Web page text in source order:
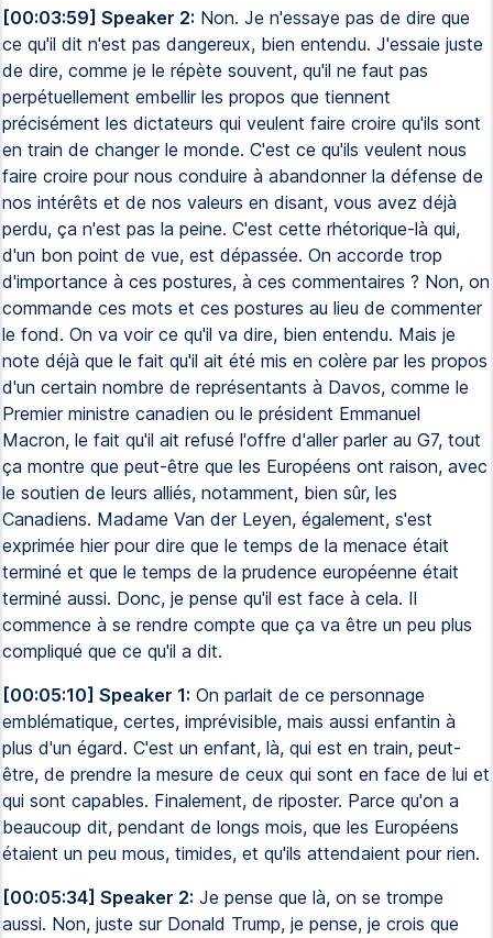
[00:03:59] Speaker 2: Non. Je n'essaye pas de dire que
ce qu'il dit n'est pas dangereux, bien entendu. J'essaie juste
de dire, comme je le répète souvent, qu'il ne faut pas
perpétuellement embellir les propos que tiennent
précisément les dictateurs qui veulent faire croire qu'ils sont
en train de changer le monde. C'est ce qu'ils veulent nous
faire croire pour nous conduire à abandonner la défense de
nos intérêts et de nos valeurs en disant, vous avez déjà
perdu, ça n'est pas la peine. C'est cette rhétorique-là qui,
d'un bon point de vue, est dépassée. On accorde trop
d'importance à ces postures, à ces commentaires ? Non, on
commande ces mots et ces postures au lieu de commenter
le fond. On va voir ce qu'il va dire, bien entendu. Mais je
note déjà que le fait qu'il ait été mis en colère par les propos
d'un certain nombre de représentants à Davos, comme le
Premier ministre canadien ou le président Emmanuel
Macron, le fait qu'il ait refusé l'offre d'aller parler au G7, tout
ça montre que peut-être que les Européens ont raison, avec
le soutien de leurs alliés, notamment, bien sûr, les
Canadiens. Madame Van der Leyen, également, s'est
exprimée hier pour dire que le temps de la menace était
terminé et que le temps de la prudence européenne était
terminé aussi. Donc, je pense qu'il est face à cela. Il
commence à se rendre compte que ça va être un peu plus
compliqué que ce qu'il a dit.
[00:05:10] Speaker 1: On parlait de ce personnage
emblématique, certes, imprévisible, mais aussi enfantin à
plus d'un égard. C'est un enfant, là, qui est en train, peut-
être, de prendre la mesure de ceux qui sont en face de lui et
qui sont capables. Finalement, de riposter. Parce qu'on a
beaucoup dit, pendant de longs mois, que les Européens
étaient un peu mous, timides, et qu'ils attendaient pour rien.
[00:05:34] Speaker 2: Je pense que là, on se trompe
aussi. Non, juste sur Donald Trump, je pense, je crois que